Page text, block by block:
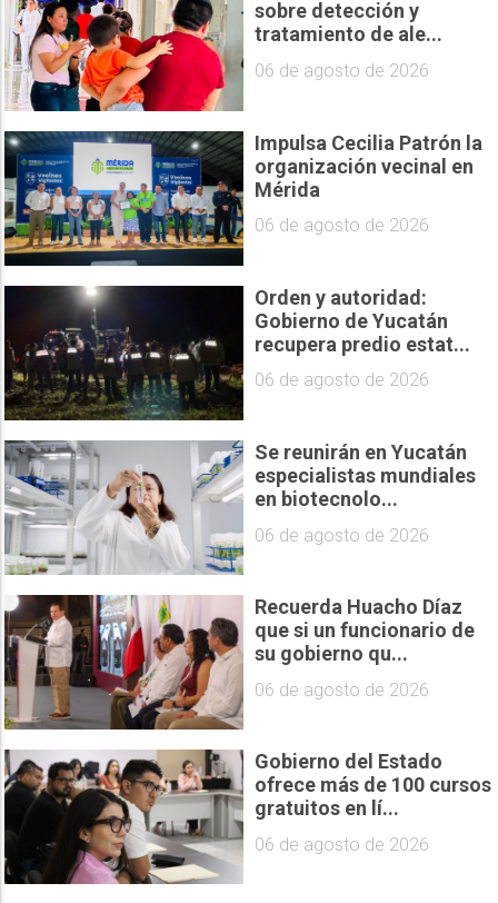
sobre detección y
tratamiento de ale...
06 de agosto de 2026
Impulsa Cecilia Patrón la
organización vecinal en
Mérida
06 de agosto de 2026
Orden y autoridad:
Gobierno de Yucatán
recupera predio estat...
06 de agosto de 2026
Se reunirán en Yucatán
especialistas mundiales
en biotecnolo...
06 de agosto de 2026
Recuerda Huacho Díaz
que si un funcionario de
su gobierno qu...
06 de agosto de 2026
Gobierno del Estado
ofrece más de 100 cursos
gratuitos en lí...
06 de agosto de 2026